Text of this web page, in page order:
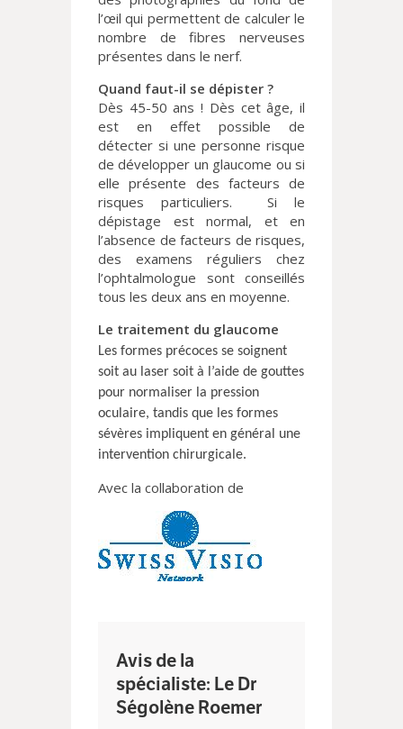
l’œil qui permettent de calculer le
nombre de fibres nerveuses
présentes dans le nerf.
Quand faut-il se dépister ?
Dès 45-50 ans ! Dès cet âge, il
est en effet possible de
détecter si une personne risque
de développer un glaucome ou si
elle présente des facteurs de
risques particuliers.
Si le
dépistage est normal, et en
l’absence de facteurs de risques,
des examens réguliers chez
l’ophtalmologue sont conseillés
tous les deux ans en moyenne.
Le traitement du glaucome
Les formes précoces se soignent
soit au laser soit à l’aide de gouttes
pour normaliser la pression
oculaire, tandis que les formes
sévères impliquent en général une
intervention chirurgicale.
Avec la collaboration de
Avis de la
spécialiste: Le Dr
Ségolène Roemer